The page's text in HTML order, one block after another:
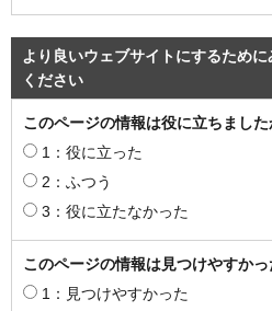
より良いウェブサイトにするため
ください
このページの情報は役に立ちました
1：役に立った
2：ふつう
3：役に立たなかった
このページの情報は見つけやすかっ
1：見つけやすかった